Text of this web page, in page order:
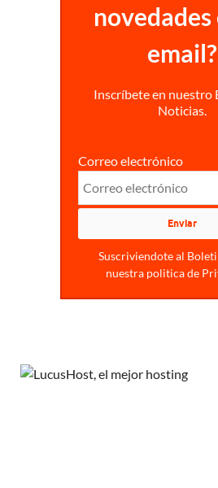
novedades
email?
Inscríbete en nuestro
Noticias.
Correo electrónico
Suscriviendote al
nuestra politica de